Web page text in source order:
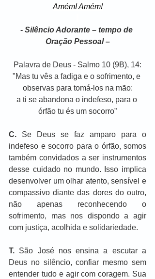
Amém! Amém!
- Silêncio Adorante – tempo de
Oração Pessoal –
Palavra de Deus - Salmo 10 (9B), 14:
"Mas tu vês a fadiga e o sofrimento, e
observas para tomá-los na mão:
a ti se abandona o indefeso, para o
órfão tu és um socorro”
C. Se Deus se faz amparo para o
indefeso e socorro para o órfão, somos
também convidados a ser instrumentos
desse cuidado no mundo. Isso implica
desenvolver um olhar atento, sensível e
compassivo diante das dores do outro,
não apenas reconhecendo o
sofrimento, mas nos dispondo a agir
com justiça, acolhida e solidariedade.
T. São José nos ensina a escutar a
Deus no silêncio, confiar mesmo sem
entender tudo e agir com coragem. Sua